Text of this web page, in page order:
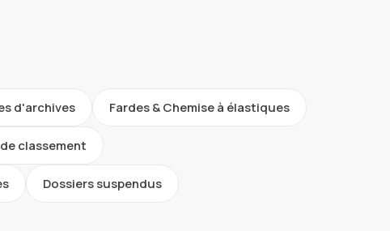
d'archives Fardes & Chemise à élastiques
classement
Dossiers suspendus